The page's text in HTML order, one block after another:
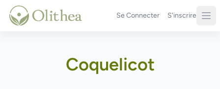
Se Connecter S'inscrire
Coquelicot